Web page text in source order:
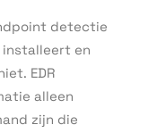
detectie
en
EDR
alleen
zijn die